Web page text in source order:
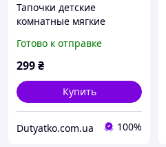
Тапочки детские
комнатные мягкие
Готово к отправке
299₴
Купить
Dutyatko.com.ua 100%